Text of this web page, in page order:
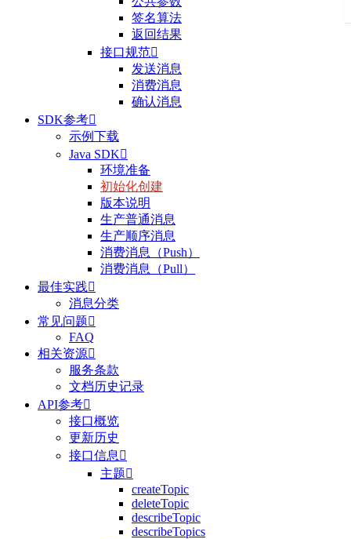
签名算法
返回结果
接口规范
发送消息
消费消息
确认消息
SDK参考
示例下载
Java SDK
环境准备
初始化创建
版本说明
生产普通消息
生产顺序消息
消费消息（Push）
消费消息（Pull）
最佳实践
消息分类
常见问题
FAQ
相关资源
服务条款
文档历史记录
API参考
接口概览
更新历史
接口信息 
主题
createTopic
deleteTopic
describeTopic
describeTopics